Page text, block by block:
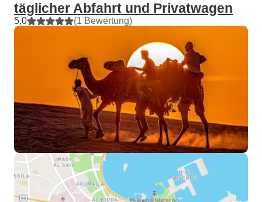
täglicher Abfahrt und Privatwagen
5,0 (1 Bewertung)